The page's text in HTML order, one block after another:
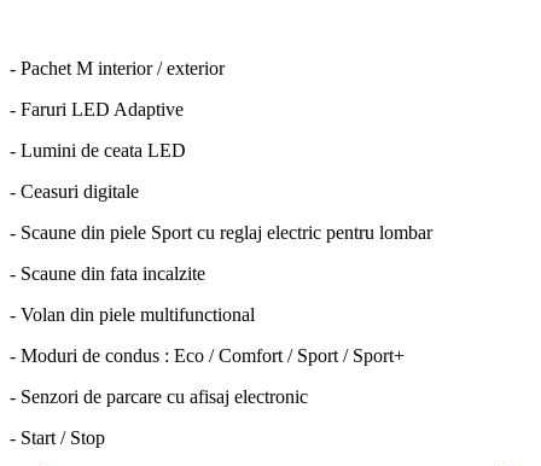
- Pachet M interior / exterior
- Faruri LED Adaptive
- Lumini de ceata LED
- Ceasuri digitale
- Scaune din piele Sport cu reglaj electric pentru lombar
- Scaune din fata incalzite
- Volan din piele multifunctional
- Moduri de condus : Eco / Comfort / Sport / Sport+
- Senzori de parcare cu afisaj electronic
- Start / Stop